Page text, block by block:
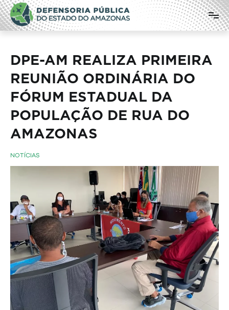
Pular
para
o
conteúdo
Defensoria Pública do Estado do
Amazonas
DPE-AM REALIZA PRIMEIRA
REUNIÃO ORDINÁRIA DO
FÓRUM ESTADUAL DA
POPULAÇÃO DE RUA DO
AMAZONAS
NOTÍCIAS